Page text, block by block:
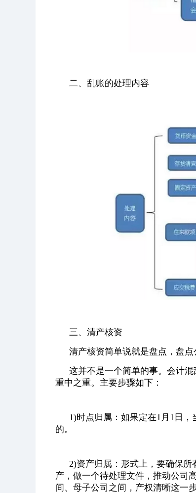
二、乱账的处理内容
三、清产核资
清产核资简单说就是盘点，盘点
这并不是一个简单的事。会计
重中之重。主要步骤如下：
1)时点归属：如果定在1月1日
的。
2)资产归属：形式上，要确保
产，做一个待处理文件，推动公司
间、母子公司之间，产权清晰这一